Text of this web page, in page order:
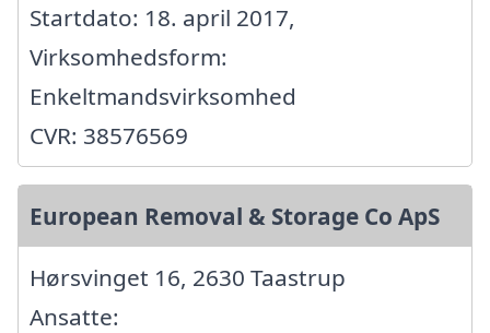
Startdato: 18. april 2017,
Virksomhedsform:
Enkeltmandsvirksomhed
CVR: 38576569
European Removal & Storage Co ApS
Hørsvinget 16, 2630 Taastrup
Ansatte: